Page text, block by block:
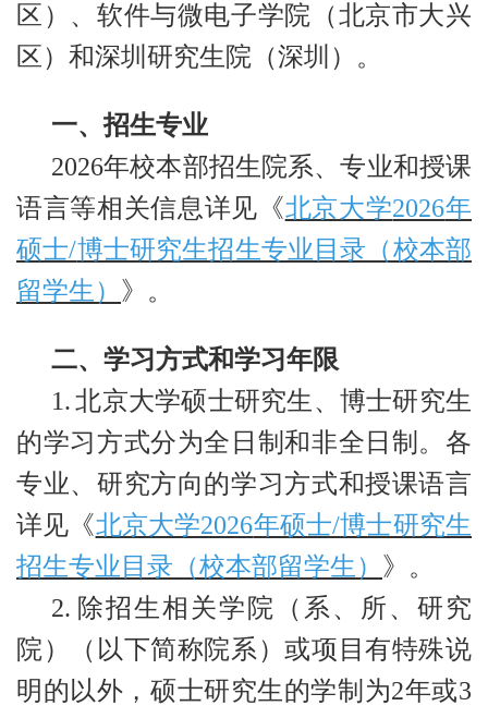
区）、软件与微电子学院（北京市大兴
区）和深圳研究生院（深圳）。
一、招生专业
2026年校本部招生院系、专业和授课
语言等相关信息详见 《北京大学2026年
硕士/博士研究生招生专业目录（校本部
留学生） 》 。
二、学习方式和学习年限
1. 北京大学硕士研究生、博士研究生
的学习方式分为全日制和非全日制。各
专业、研究方向的学习方式和授课语言
详见《北京大学2026年硕士/博士研究生
招生专业目录（校本部留学生） 》。
2. 除招生相关学院（系、所、研究
院）（以下简称院系）或项目有特殊说
明的以外，硕士研究生的学制为2年或3